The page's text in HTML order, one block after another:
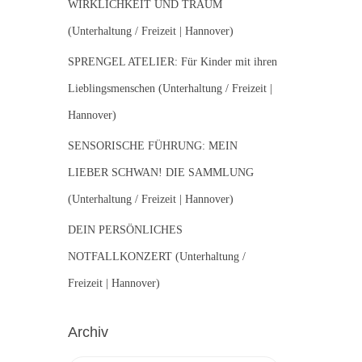
WIRKLICHKEIT UND TRAUM
(Unterhaltung / Freizeit | Hannover)
SPRENGEL ATELIER: Für Kinder mit ihren
Lieblingsmenschen (Unterhaltung / Freizeit |
Hannover)
SENSORISCHE FÜHRUNG: MEIN
LIEBER SCHWAN! DIE SAMMLUNG
(Unterhaltung / Freizeit | Hannover)
DEIN PERSÖNLICHES
NOTFALLKONZERT (Unterhaltung /
Freizeit | Hannover)
Archiv